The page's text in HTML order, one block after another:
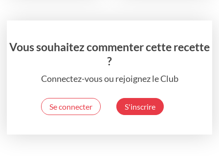
Vous souhaitez commenter cette recette
?
Connectez-vous ou rejoignez le Club
Se connecter S'inscrire